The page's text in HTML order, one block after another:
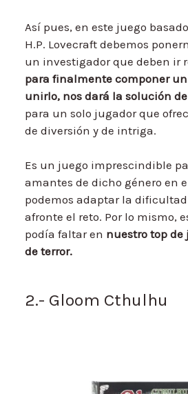
Así pues, en este juego
H.P. Lovecraft debemos
un investigador que deben ir
para finalmente componer
unirlo, nos dará la solución
para un solo jugador que
de diversión y de intriga.
Es un juego imprescindible
amantes de dicho género en
podemos adaptar la
afronte el reto. Por lo mismo,
podía faltar en nuestro top de
de terror.
2.- Gloom Cthulhu